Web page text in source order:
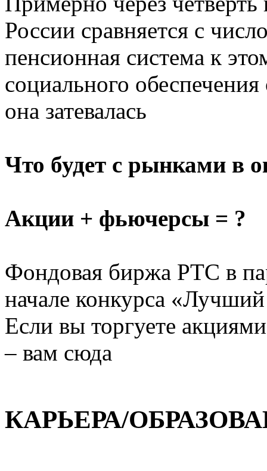
России сравняется с
пенсионная система к
социального
она затевалась
Что будет с рынками в
Акции + фьючерсы = ?
Фондовая биржа РТС в
начале конкурса
Если вы торгуете
– вам сюда
КАРЬЕРА/